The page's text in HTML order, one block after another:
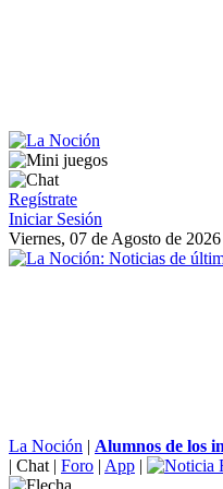
Regístrate
Iniciar Sesión
Viernes, 07 de Agosto de
La Noción | Alumnos de los
| Chat | Foro | App |